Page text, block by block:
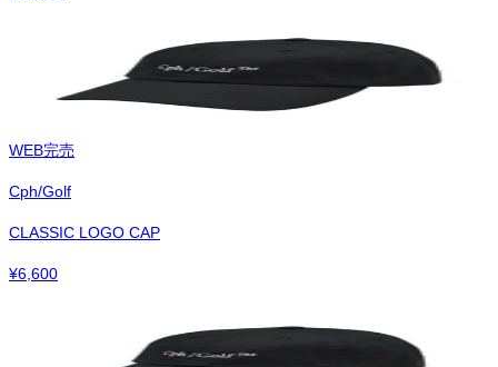
WEB完売
Cph/Golf
CLASSIC LOGO CAP
¥6,600